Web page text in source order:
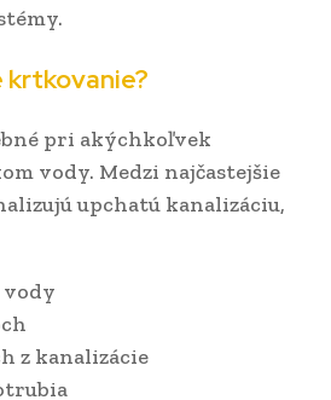
krtkovanie?
pri akýchkoľvek
vody. Medzi najčastejšie
upchatú kanalizáciu,
vody
z kanalizácie